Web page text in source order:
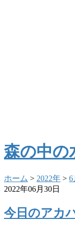
森の中の
ホーム > 2022年 > 6
2022年06月30日
今日のアカ